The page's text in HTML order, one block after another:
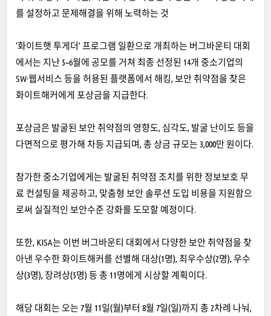
를 설정하고 문제해결을 위해 노력하는 것
‘화이트햇 투게더’ 프로그램 일환으로 개최하는 버그바운티 대회
에서는 지난 5~6월에 공모를 거쳐 최종 선정된 14개 중소기업의
SW·웹서비스 등을 허용된 플랫폼에서 해킹, 보안 취약점을 찾은
화이트해커에게 포상금을 지급한다.
포상금은 발굴된 보안 취약점의 영향도, 심각도, 발굴 난이도 등을
다면적으로 평가해 차등 지급되며, 총 상금 규모는 3,000만 원이다.
참가한 중소기업에게는 발굴된 취약점 조치를 위한 정보보호 무
료 컨설팅을 제공하고, 맞춤형 보안 솔루션 도입 비용을 지원함으
로써 실질적인 보안수준 강화를 도모할 예정이다.
또한, KISA는 이번 버그바운티 대회에서 다양한 보안 취약점을 찾
아낸 우수한 화이트해커를 선별해 대상(1명), 최우수상(2명), 우수
상(3명), 장려상(5명) 등 총 11명에게 시상할 계획이다.
해당 대회는 오는 7월 11일(월)부터 8월 7일(일)까지 총 2차례 나눠,